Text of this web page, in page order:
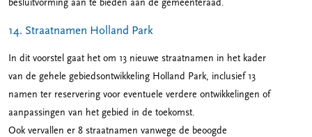
besluitvorming aan te bieden aan de gemeenteraad.
14. Straatnamen Holland Park
In dit voorstel gaat het om 13 nieuwe straatnamen in het kader
van de gehele gebiedsontwikkeling Holland Park, inclusief 13
namen ter reservering voor eventuele verdere ontwikkelingen of
aanpassingen van het gebied in de toekomst.
Ook vervallen er 8 straatnamen vanwege de beoogde